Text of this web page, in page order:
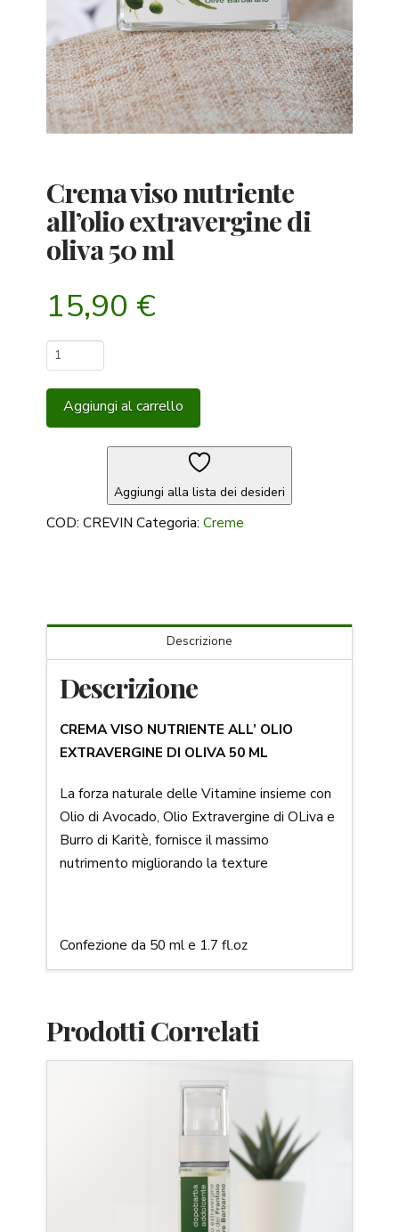
Crema viso nutriente
all’olio extravergine di
oliva 50 ml
15,90 €
Crema
viso
nutriente
all'olio
extravergine
Aggiungi al carrello
Aggiungi alla lista dei desideri
COD: CREVIN Categoria: Creme
Descrizione
Descrizione
CREMA VISO NUTRIENTE ALL’ OLIO
EXTRAVERGINE DI OLIVA 50 ML
La forza naturale delle Vitamine insieme con
Olio di Avocado, Olio Extravergine di OLiva e
Burro di Karitè, fornisce il massimo
nutrimento migliorando la texture
Confezione da 50 ml e 1.7 fl.oz
Prodotti Correlati